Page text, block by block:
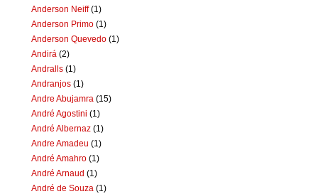
Anderson Neiff (1)
Anderson Primo (1)
Anderson Quevedo (1)
Andirá (2)
Andralls (1)
Andranjos (1)
Andre Abujamra (15)
André Agostini (1)
André Albernaz (1)
Andre Amadeu (1)
André Amahro (1)
André Arnaud (1)
André de Souza (1)